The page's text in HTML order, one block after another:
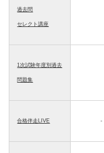
過去問
セレクト講座
1次試験年度別過去
問題集
合格伴走LIVE -